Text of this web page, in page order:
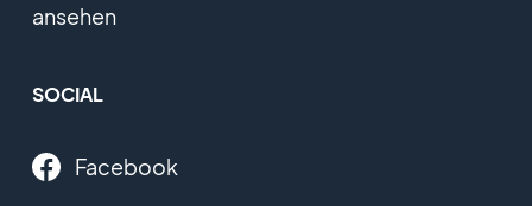
ansehen
SOCIAL
Facebook